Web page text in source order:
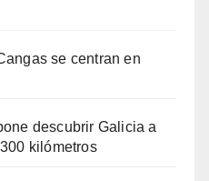
se centran en
descubrir Galicia a
kilómetros